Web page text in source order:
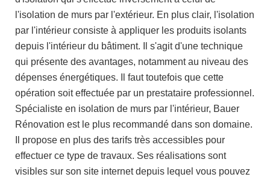
l'isolation de murs par l'extérieur. En plus clair, l'isolation
par l'intérieur consiste à appliquer les produits isolants
depuis l'intérieur du bâtiment. Il s'agit d'une technique
qui présente des avantages, notamment au niveau des
dépenses énergétiques. Il faut toutefois que cette
opération soit effectuée par un prestataire professionnel.
Spécialiste en isolation de murs par l'intérieur, Bauer
Rénovation est le plus recommandé dans son domaine.
Il propose en plus des tarifs très accessibles pour
effectuer ce type de travaux. Ses réalisations sont
visibles sur son site internet depuis lequel vous pouvez